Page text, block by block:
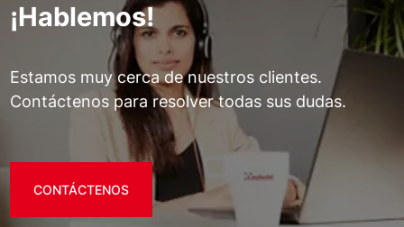
¡Hablemos!
Estamos muy cerca de nuestros clientes.
Contáctenos para resolver todas sus dudas.
CONTÁCTENOS